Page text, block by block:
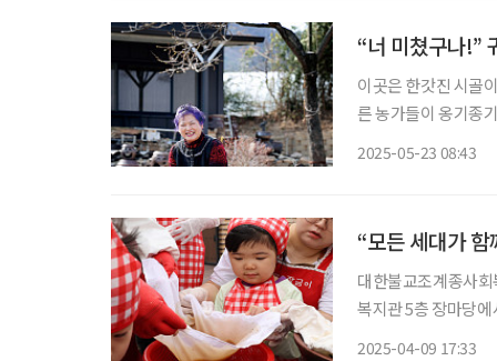
“너 미쳤구나!”
이곳은 한갓진 시골
른 농가들이 옹기종
2025-05-23 08:43
“모든 세대가 함
대한불교조계종사
복지관 5층 장마당에
2025-04-09 17:33